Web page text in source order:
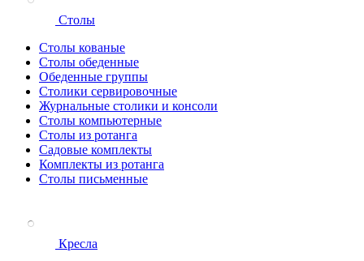
Столы
Столы кованые
Столы обеденные
Обеденные группы
Столики сервировочные
Журнальные столики и консоли
Столы компьютерные
Столы из ротанга
Садовые комплекты
Комплекты из ротанга
Столы письменные
Кресла